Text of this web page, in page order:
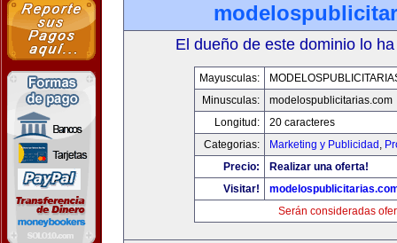
El dueño de este dominio lo
Mayusculas:
Minusculas:
modelospublicitarias.com
Longitud:
20 caracteres
Categorias:
Marketing y Publicidad ,
Precio:
Realizar una oferta!
Visitar!
Serán consideradas